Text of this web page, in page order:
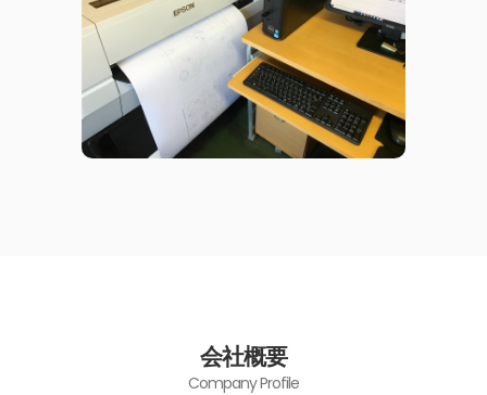
会社概要
Company Profile